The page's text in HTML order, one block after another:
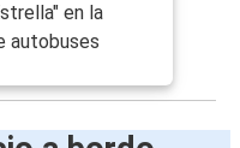
en la
autobuses